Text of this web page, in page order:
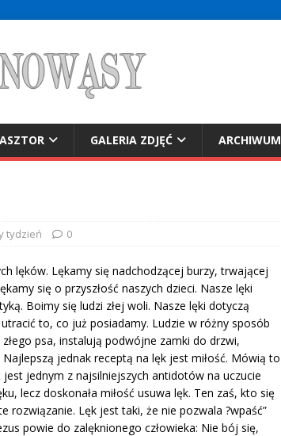
GALERIA ZDJĘĆ ARCHIWUM
tydzień 0
lęków. Lękamy się nadchodzącej burzy, trwającej
się o przyszłość naszych dzieci. Nasze lęki
Boimy się ludzi złej woli. Nasze lęki dotyczą
to, co już posiadamy. Ludzie w różny sposób
psa, instalują podwójne zamki do drzwi,
jednak receptą na lęk jest miłość. Mówią to
jednym z najsilniejszych antidotów na uczucie
lecz doskonała miłość usuwa lęk. Ten zaś, kto się
rozwiązanie. Lęk jest taki, że nie pozwala ?wpaść”
powie do zalęknionego człowieka: Nie bój się,